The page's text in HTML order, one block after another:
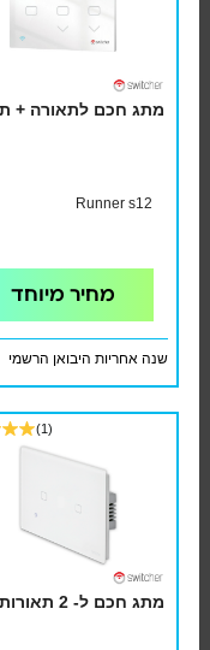
מתג חכם לתאורה +
Runner s12
מחיר מיוחד
שנה אחריות היבואן הרשמי
(1)
מתג חכם ל- 2 תאורות